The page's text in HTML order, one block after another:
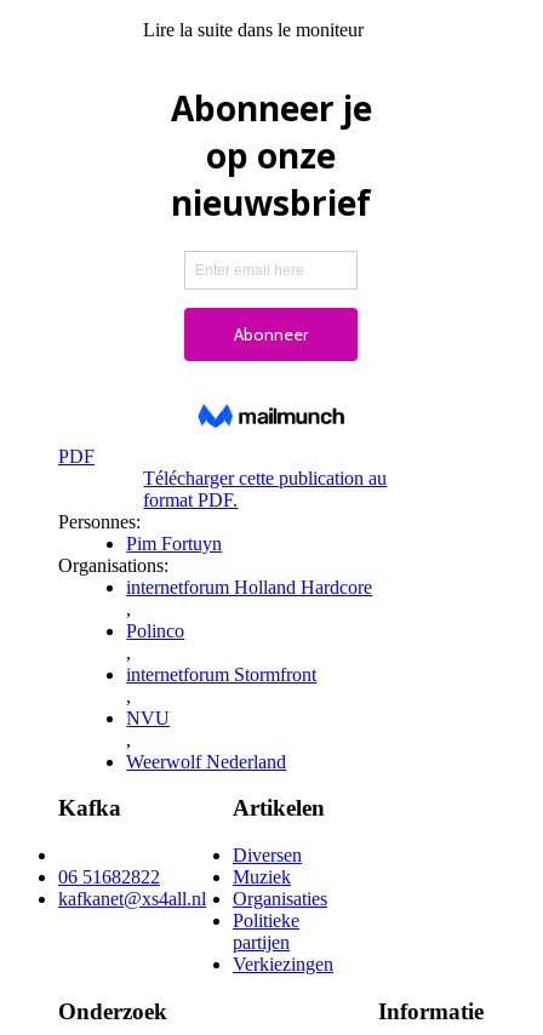
Lire la suite dans le moniteur
PDF
Télécharger cette publication au
format PDF.
Personnes:
Pim Fortuyn
Organisations:
internetforum Holland Hardcore
,
Polinco
,
internetforum Stormfront
,
NVU
,
Weerwolf Nederland
Kafka
06 51682822
kafkanet@xs4all.nl
Artikelen
Diversen
Muziek
Organisaties
Politieke
partijen
Verkiezingen
Onderzoek Informatie